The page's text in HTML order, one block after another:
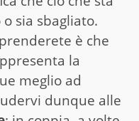
sia sbagliato.
è che
la
meglio ad
dunque alle